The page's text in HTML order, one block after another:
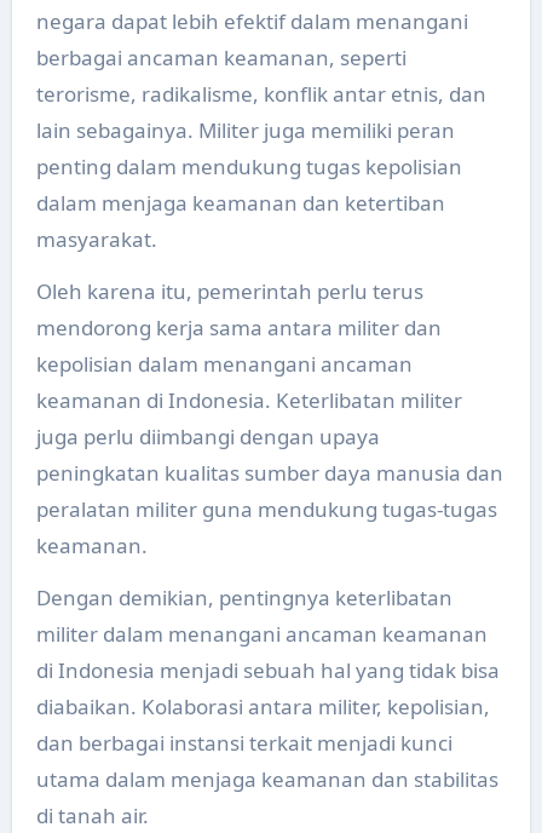
negara dapat lebih efektif dalam menangani
berbagai ancaman keamanan, seperti
terorisme, radikalisme, konflik antar etnis, dan
lain sebagainya. Militer juga memiliki peran
penting dalam mendukung tugas kepolisian
dalam menjaga keamanan dan ketertiban
masyarakat.
Oleh karena itu, pemerintah perlu terus
mendorong kerja sama antara militer dan
kepolisian dalam menangani ancaman
keamanan di Indonesia. Keterlibatan militer
juga perlu diimbangi dengan upaya
peningkatan kualitas sumber daya manusia dan
peralatan militer guna mendukung tugas-tugas
keamanan.
Dengan demikian, pentingnya keterlibatan
militer dalam menangani ancaman keamanan
di Indonesia menjadi sebuah hal yang tidak bisa
diabaikan. Kolaborasi antara militer, kepolisian,
dan berbagai instansi terkait menjadi kunci
utama dalam menjaga keamanan dan stabilitas
di tanah air.